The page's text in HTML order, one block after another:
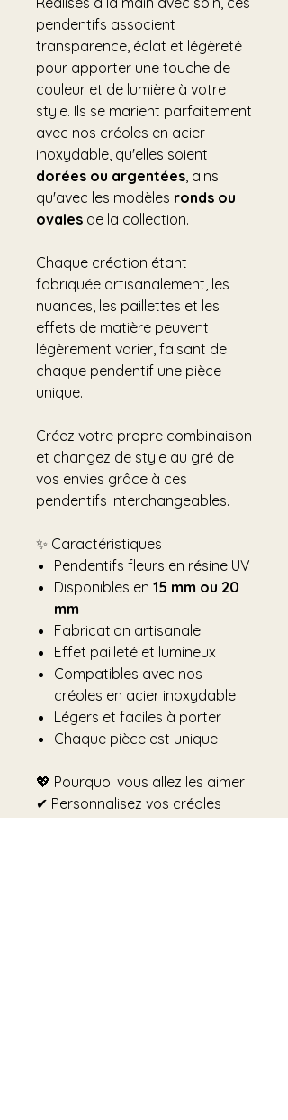
pendentifs associent
transparence, éclat et légèreté
pour apporter une touche de
couleur et de lumière à votre
style. Ils se marient parfaitement
avec nos créoles en acier
inoxydable, qu'elles soient
dorées ou argentées , ainsi
qu'avec les modèles ronds ou
ovales de la collection.
Chaque création étant
fabriquée artisanalement, les
nuances, les paillettes et les
effets de matière peuvent
légèrement varier, faisant de
chaque pendentif une pièce
unique.
Créez votre propre combinaison
et changez de style au gré de
vos envies grâce à ces
pendentifs interchangeables.
✨ Caractéristiques
Pendentifs fleurs en résine UV
Disponibles en 15 mm ou 20
mm
Fabrication artisanale
Effet pailleté et lumineux
Compatibles avec nos
créoles en acier inoxydable
Légers et faciles à porter
Chaque pièce est unique
💖 Pourquoi vous allez les aimer
✔ Personnalisez vos créoles